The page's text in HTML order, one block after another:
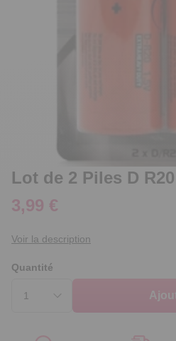
Lot de 2 Piles D R20
3,99 €
Voir la description
Quantité